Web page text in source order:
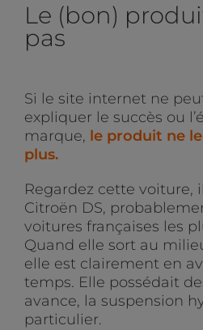
Le (bon)
pas
Si le site internet ne
expliquer le succès ou
marque, le produit ne
plus.
Regardez cette voiture,
Citroën DS,
voitures françaises les
Quand elle sort au
elle est clairement en
temps. Elle possédait
avance, la suspension
particulier.